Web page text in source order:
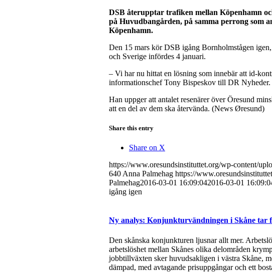
DSB återupptar trafiken mellan Köpenhamn
på Huvudbangården, på samma perrong som
Köpenhamn.
Den 15 mars kör DSB igång Bornholmstågen
och Sverige infördes 4 januari.
– Vi har nu hittat en lösning som innebär att id-
informationschef Tony Bispeskov till DR Nyheder.
Han uppger att antalet resenärer över Öresund
att en del av dem ska återvända. (News Øresund)
Share this entry
Share on X
https://www.oresundsinstituttet.org/wp-content/
640 Anna Palmehag https://
Palmehag2016-03-01 16:09:042016-03-01
igång igen
Ny analys: Konjunkturvändningen i Skåne tar
Den skånska konjunkturen ljusnar allt mer.
arbetslöshet mellan Skånes olika delområden
jobbtillväxten sker huvudsakligen i västra Skåne,
dämpad, med avtagande prisuppgångar och ett